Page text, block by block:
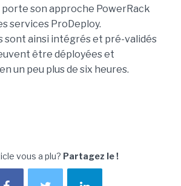
son approche PowerRack
services ProDeploy.
sont ainsi intégrés et pré-validés
être déployées et
un peu plus de six heures.
vous a plu? Partagez le !